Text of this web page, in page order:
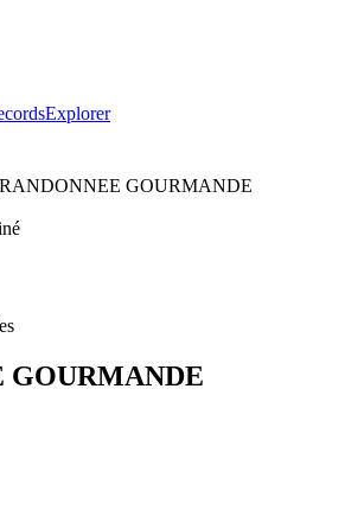
Explorer
RANDONNEE GOURMANDE
GOURMANDE